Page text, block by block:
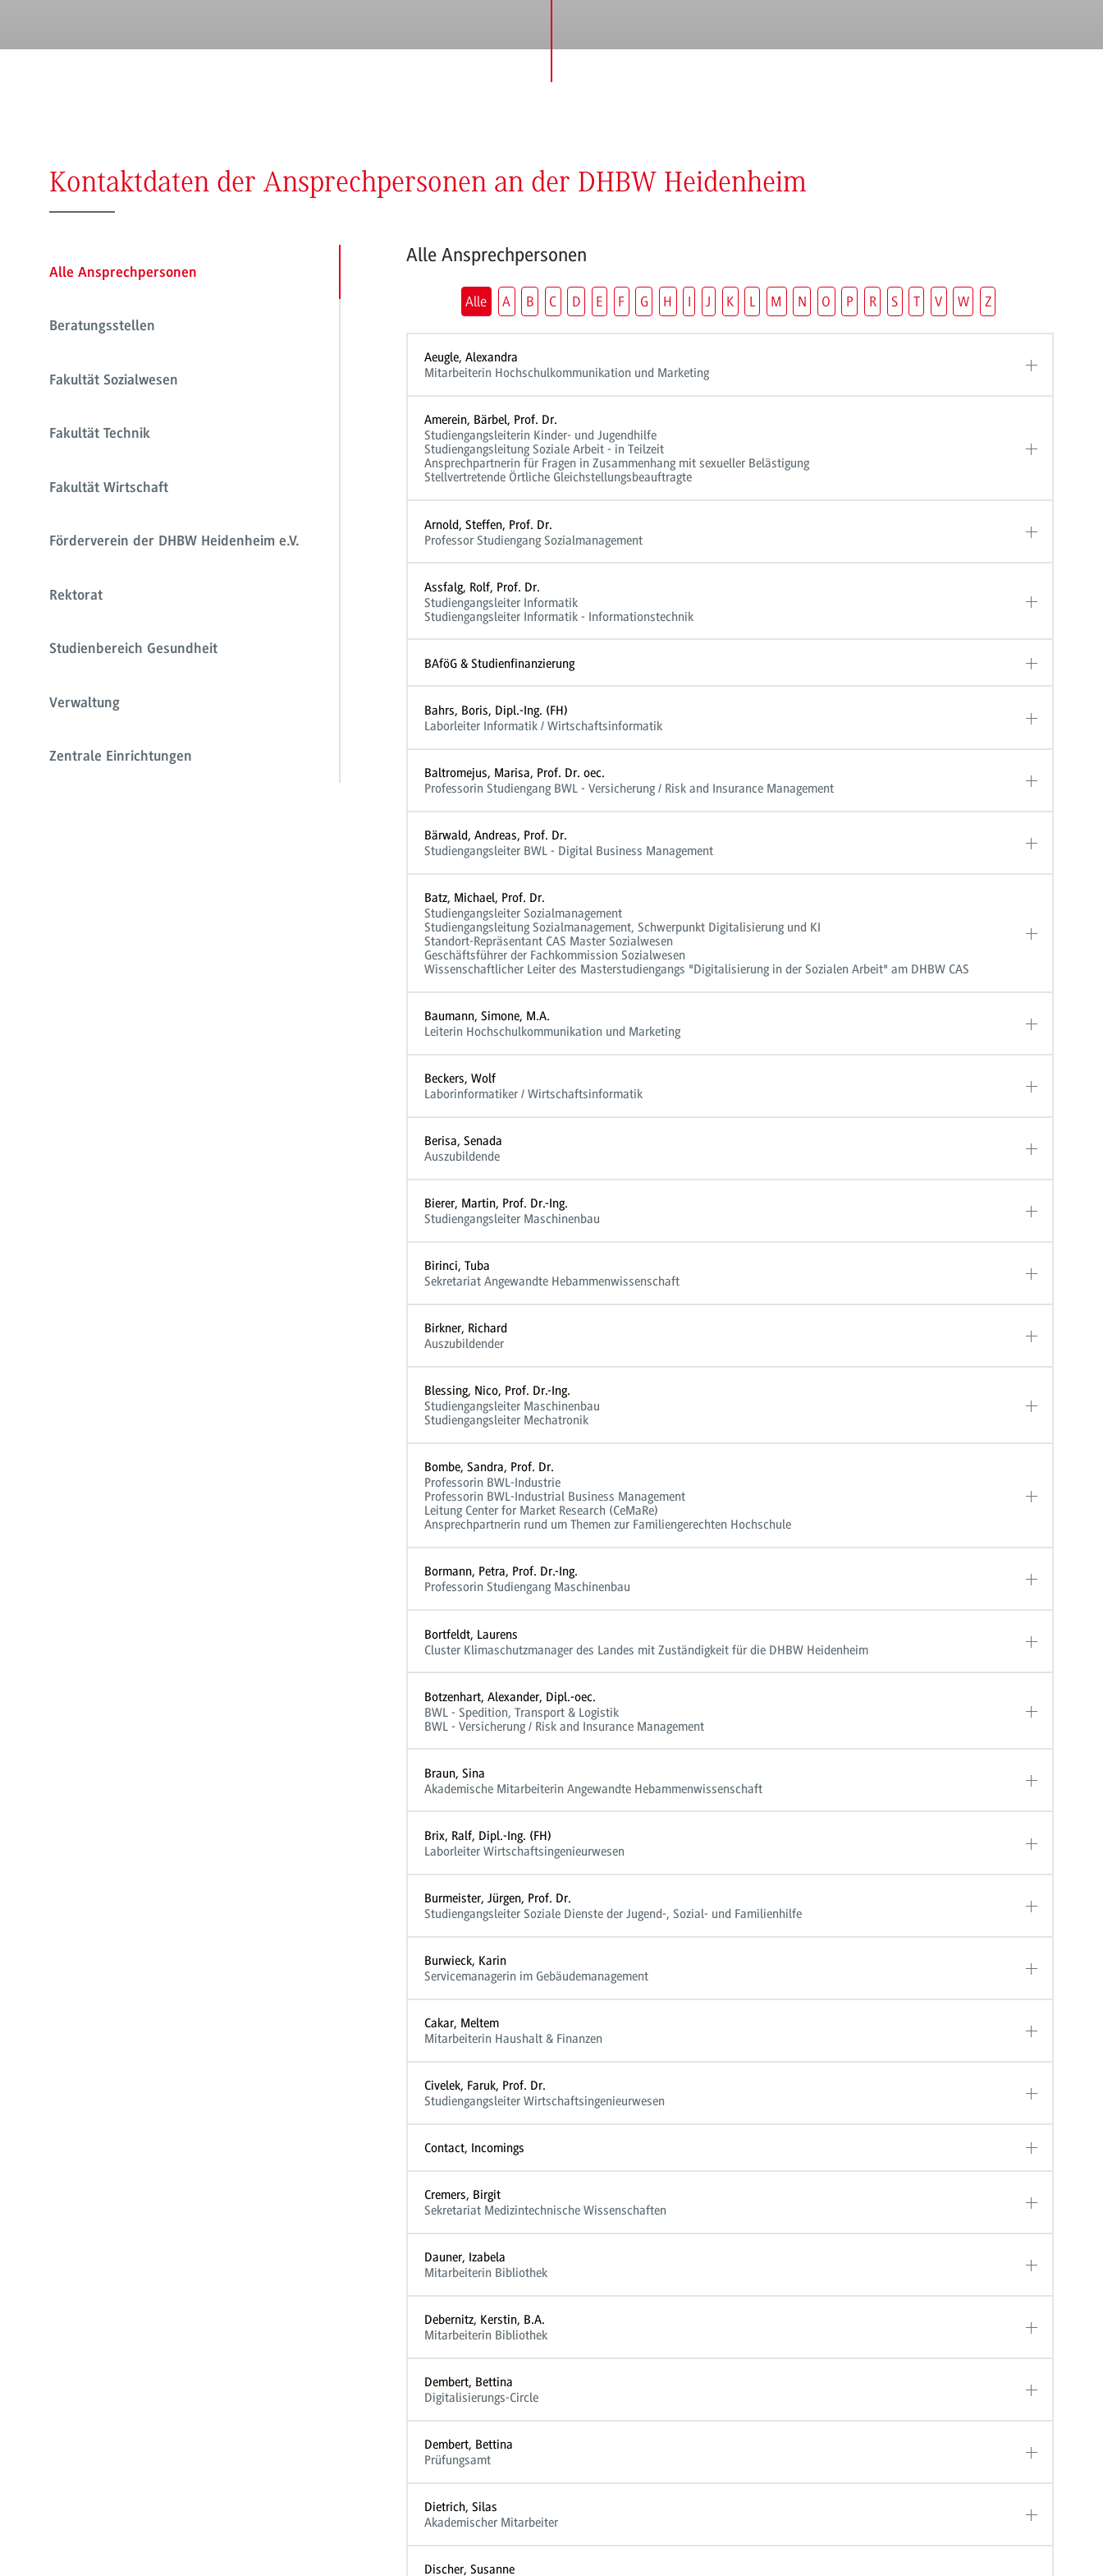
Kontaktdaten der Ansprechpersonen an der DHBW Heidenheim
Alle Ansprechpersonen
Beratungsstellen
Fakultät Sozialwesen
Fakultät Technik
Fakultät Wirtschaft
Förderverein der DHBW Heidenheim e.V.
Rektorat
Studienbereich Gesundheit
Verwaltung
Zentrale Einrichtungen
Alle Ansprechpersonen
Alle A B C D E F G H I J K L M N O P R S T V W Z
Aeugle, Alexandra
Mitarbeiterin Hochschulkommunikation und Marketing
Amerein, Bärbel, Prof. Dr.
Studiengangsleiterin Kinder- und Jugendhilfe
Studiengangsleitung Soziale Arbeit - in Teilzeit
Ansprechpartnerin für Fragen in Zusammenhang mit sexueller Belästigung
Stellvertretende Örtliche Gleichstellungsbeauftragte
Arnold, Steffen, Prof. Dr.
Professor Studiengang Sozialmanagement
Assfalg, Rolf, Prof. Dr.
Studiengangsleiter Informatik
Studiengangsleiter Informatik - Informationstechnik
BAföG & Studienfinanzierung
Bahrs, Boris, Dipl.-Ing. (FH)
Laborleiter Informatik / Wirtschaftsinformatik
Baltromejus, Marisa, Prof. Dr. oec.
Professorin Studiengang BWL - Versicherung / Risk and Insurance Management
Bärwald, Andreas, Prof. Dr.
Studiengangsleiter BWL - Digital Business Management
Batz, Michael, Prof. Dr.
Studiengangsleiter Sozialmanagement
Studiengangsleitung Sozialmanagement, Schwerpunkt Digitalisierung und KI
Standort-Repräsentant CAS Master Sozialwesen
Geschäftsführer der Fachkommission Sozialwesen
Wissenschaftlicher Leiter des Masterstudiengangs "Digitalisierung in der Sozialen Arbeit" am DHBW CAS
Baumann, Simone, M.A.
Leiterin Hochschulkommunikation und Marketing
Beckers, Wolf
Laborinformatiker / Wirtschaftsinformatik
Berisa, Senada
Auszubildende
Bierer, Martin, Prof. Dr.-Ing.
Studiengangsleiter Maschinenbau
Birinci, Tuba
Sekretariat Angewandte Hebammenwissenschaft
Birkner, Richard
Auszubildender
Blessing, Nico, Prof. Dr.-Ing.
Studiengangsleiter Maschinenbau
Studiengangsleiter Mechatronik
Bombe, Sandra, Prof. Dr.
Professorin BWL-Industrie
Professorin BWL-Industrial Business Management
Leitung Center for Market Research (CeMaRe)
Ansprechpartnerin rund um Themen zur Familiengerechten Hochschule
Bormann, Petra, Prof. Dr.-Ing.
Professorin Studiengang Maschinenbau
Bortfeldt, Laurens
Cluster Klimaschutzmanager des Landes mit Zuständigkeit für die DHBW Heidenheim
Botzenhart, Alexander, Dipl.-oec.
BWL - Spedition, Transport & Logistik
BWL - Versicherung / Risk and Insurance Management
Braun, Sina
Akademische Mitarbeiterin Angewandte Hebammenwissenschaft
Brix, Ralf, Dipl.-Ing. (FH)
Laborleiter Wirtschaftsingenieurwesen
Burmeister, Jürgen, Prof. Dr.
Studiengangsleiter Soziale Dienste der Jugend-, Sozial- und Familienhilfe
Burwieck, Karin
Servicemanagerin im Gebäudemanagement
Cakar, Meltem
Mitarbeiterin Haushalt & Finanzen
Civelek, Faruk, Prof. Dr.
Studiengangsleiter Wirtschaftsingenieurwesen
Contact, Incomings
Cremers, Birgit
Sekretariat Medizintechnische Wissenschaften
Dauner, Izabela
Mitarbeiterin Bibliothek
Debernitz, Kerstin, B.A.
Mitarbeiterin Bibliothek
Dembert, Bettina
Digitalisierungs-Circle
Dembert, Bettina
Prüfungsamt
Dietrich, Silas
Akademischer Mitarbeiter
Discher, Susanne